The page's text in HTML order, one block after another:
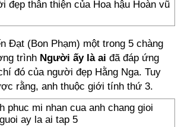
đẹp thân thiện của Hoa hậu Hoàn vũ
Đạt (Bon Phạm) một trong 5 chàng
trình Người ấy là ai đã đáp ứng
đó của người đẹp Hằng Nga. Tuy
rằng, anh thuộc giới tính thứ 3.